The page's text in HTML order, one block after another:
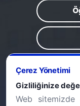
Adres
Çerez Yönetimi
Gizliliğinize
Web sitemizde